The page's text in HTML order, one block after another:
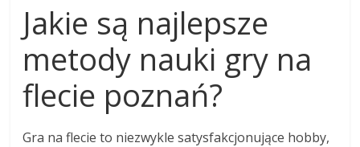
Jakie są najlepsze
metody nauki gry na
flecie poznań?
Gra na flecie to niezwykle satysfakcjonujące hobby,